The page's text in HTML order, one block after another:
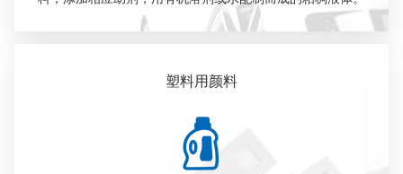
塑料用颜料